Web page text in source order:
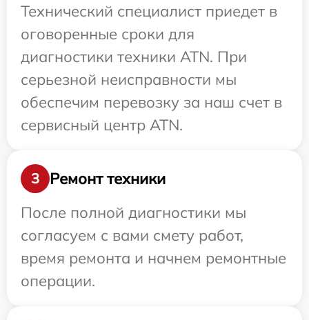
Технический специалист приедет в
оговоренные сроки для
диагностики техники ATN. При
серьезной неисправности мы
обеспечим перевозку за наш счет в
сервисный центр ATN.
3
Ремонт техники
После полной диагностики мы
согласуем с вами смету работ,
время ремонта и начнем ремонтные
операции.